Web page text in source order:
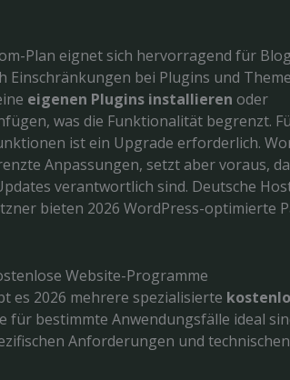
Plan eignet sich hervorragend für
Einschränkungen bei Plugins und
eigenen Plugins installieren oder
was die Funktionalität begrenzt.
ist ein Upgrade erforderlich.
Anpassungen, setzt aber voraus,
verantwortlich sind. Deutsche
bieten 2026 WordPress-optimierte
Website-Programme
es 2026 mehrere spezialisierte
für bestimmte Anwendungsfälle ideal
Anforderungen und technischen